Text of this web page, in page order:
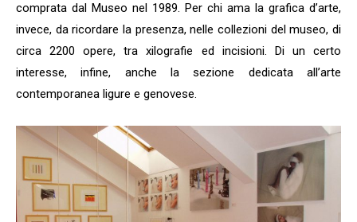
comprata dal Museo nel 1989. Per chi ama la grafica d’arte,
invece, da ricordare la presenza, nelle collezioni del museo, di
circa 2200 opere, tra xilografie ed incisioni. Di un certo
interesse, infine, anche la sezione dedicata all’arte
contemporanea ligure e genovese.